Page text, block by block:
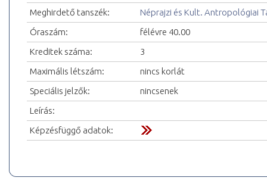
Meghirdető tanszék:
Néprajzi és Kult. Antropológiai
Óraszám:
félévre 40.00
Kreditek száma:
3
Maximális létszám:
nincs korlát
Speciális jelzők:
nincsenek
Leírás:
Képzésfüggő adatok: